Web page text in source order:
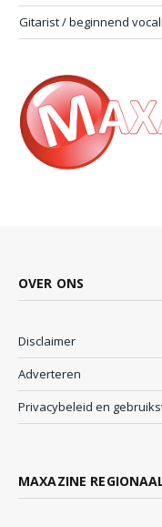
Gitarist / beginnend
OVER ONS
Disclaimer
Adverteren
Privacybeleid en
MAXAZINE